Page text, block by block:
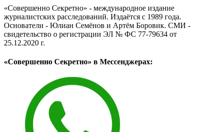
«Совершенно Секретно» - международное издание
журналистских расследований. Издаётся с 1989 года.
Основатели - Юлиан Семёнов и Артём Боровик. CМИ -
свидетельство о регистрации ЭЛ № ФС 77-79634 от
25.12.2020 г.
«Совершенно Секретно» в Мессенджерах: